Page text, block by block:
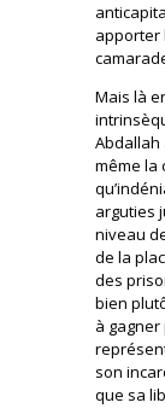
apporter
Mais là
Abdallah
même la
arguties
niveau
de la
des
bien
à
son
que sa